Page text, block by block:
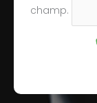
champ.